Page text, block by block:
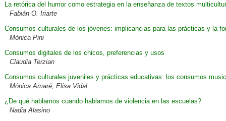
La retórica del humor como estrategia en la enseñanza de textos
Fabián O. Iriarte
Consumos culturales de los jóvenes: implicancias para las prácticas y la
Mónica Pini
Consumos digitales de los chicos, preferencias y usos
Claudia Terzian
Consumos culturales juveniles y prácticas educativas: los consumos
Mónica Amaré, Elisa Vidal
¿De qué hablamos cuando hablamos de violencia en las escuelas?
Nadia Alasino